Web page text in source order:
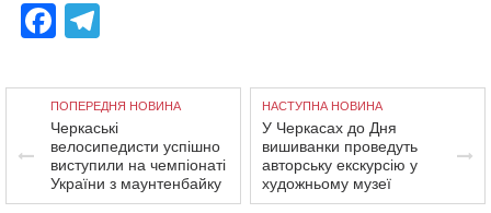
Facebook
ПОПЕРЕДНЯ НОВИНА
Черкаські
велосипедисти успішно
виступили на чемпіонаті
України з маунтенбайку
НАСТУПНА НОВИНА
У Черкасах до Дня
вишиванки проведуть
авторську екскурсію у
художньому музеї